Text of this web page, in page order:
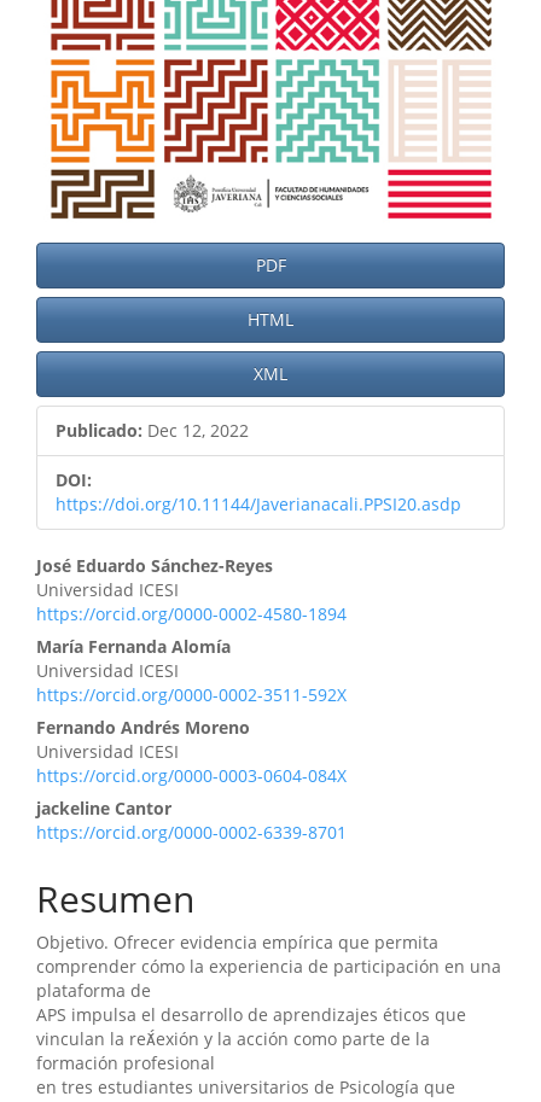
PDF
HTML
XML
Publicado: Dec 12, 2022
DOI:
https://doi.org/10.11144/Javerianacali.PPSI20.asdp
Contenido
principal
del
artículo
José Eduardo Sánchez-Reyes
Universidad ICESI
https://orcid.org/0000-0002-4580-1894
María Fernanda Alomía
Universidad ICESI
https://orcid.org/0000-0002-3511-592X
Fernando Andrés Moreno
Universidad ICESI
https://orcid.org/0000-0003-0604-084X
jackeline Cantor
https://orcid.org/0000-0002-6339-8701
Resumen
Objetivo. Ofrecer evidencia empírica que permita
comprender cómo la experiencia de participación en una
plataforma de
APS impulsa el desarrollo de aprendizajes éticos que
vinculan la reexión y la acción como parte de la
formación profesional
en tres estudiantes universitarios de Psicología que